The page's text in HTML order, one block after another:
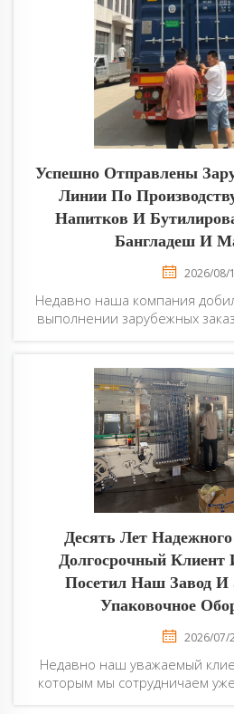
Успешно Отправлены
Линии По
Напитков И
Бангладеш И
2026/08/
Недавно наша компания
выполнении зарубежных
производству
2000 бутылок в час для
инспекцию, упаковку и
Десять Лет
Долгосрочный Клиент
Посетил Наш Завод И
Упаковочное
2026/07/
Недавно наш уважаемый
которым мы сотрудничаем